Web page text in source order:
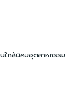
ใกล้นิคมอุตสาหกรรม